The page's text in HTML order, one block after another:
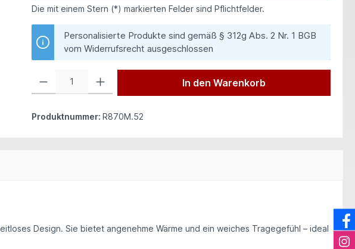
Die mit einem Stern (*) markierten Felder sind Pflichtfelder.
Personalisierte Produkte sind gemäß § 312g Abs. 2 Nr. 1 BGB
vom Widerrufsrecht ausgeschlossen
In den Warenkorb
Produktnummer: R870M.52
Design. Sie bietet angenehme Wärme und ein weiches Tragegefühl – ideal